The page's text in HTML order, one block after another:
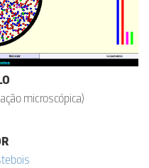
microscópica)